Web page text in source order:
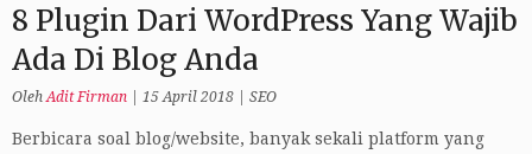
8 Plugin Dari WordPress Yang Wajib
Ada Di Blog Anda
OlehAdit Firman 15 April 2018 SEO
Berbicara soal blog/website, banyak sekali platform yang